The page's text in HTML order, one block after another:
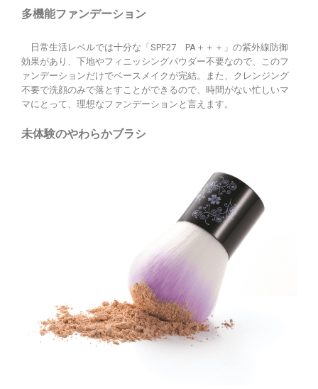
多機能ファンデーション
日常生活レベルでは十分な「SPF27 PA＋＋＋」の紫外線防御
効果があり、下地やフィニッシングパウダー不要なので、このフ
ァンデーションだけでベースメイクが完結。また、クレンジング
不要で洗顔のみで落とすことができるので、時間がない忙しいマ
マにとって、理想なファンデーションと言えます。
未体験のやわらかブラシ